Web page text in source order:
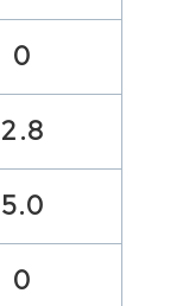
0
2.8
5.0
0